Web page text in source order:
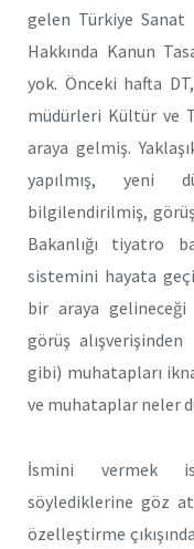
gelen Türkiye Sanat
Hakkında Kanun
yok. Önceki hafta
müdürleri Kültür ve
araya gelmiş.
yapılmış, yeni
bilgilendirilmiş,
Bakanlığı tiyatro
sistemini hayata
bir araya gelineceği
görüş
gibi) muhatapları
ve muhataplar neler
İsmini vermek
söylediklerine göz
özelleştirme